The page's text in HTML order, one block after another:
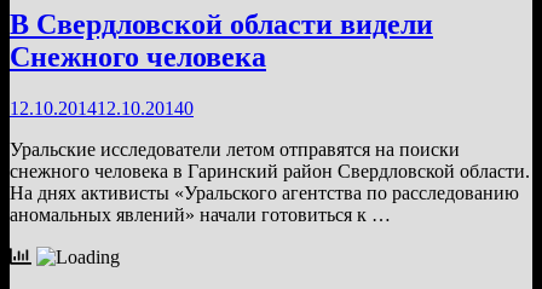
В Свердловской области видели
Снежного человека
12.10.201412.10.20140
Уральские исследователи летом отправятся на поиски
снежного человека в Гаринский район Свердловской области.
На днях активисты «Уральского агентства по расследованию
аномальных явлений» начали готовиться к …